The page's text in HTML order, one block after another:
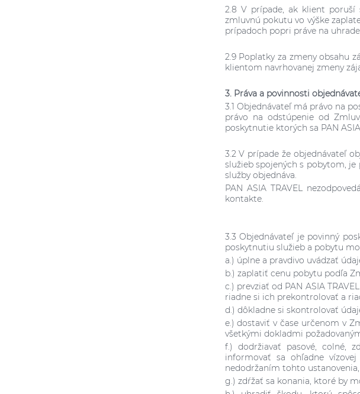
2.8 V prípade, ak klient poruší
zmluvnú pokutu vo výške
prípadoch popri práve na
2.9 Poplatky za zmeny obsahu
klientom navrhovanej zmeny
3. Práva a povinnosti
3.1 Objednávateľ má právo na
právo na odstúpenie od
poskytnutie ktorých sa PAN
3.2 V prípade že objednávateľ
služieb spojených s pobytom,
služby objednáva.
PAN ASIA TRAVEL
kontakte.
3.3 Objednávateľ je povinný
poskytnutiu služieb a pobytu
a.) úplne a pravdivo uvádzať
b.) zaplatiť cenu pobytu podľa
c.) prevziať od PAN ASIA
riadne si ich prekontrolovať a
d.) dôkladne si skontrolovať
e.) dostaviť v čase určenom v
všetkými dokladmi
f.) dodržiavať pasové, colné,
informovať sa ohľadne
nedodržaním tohto
g.) zdŕžať sa konania, ktoré by